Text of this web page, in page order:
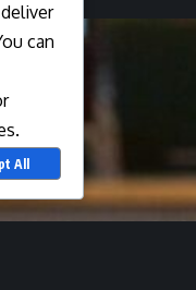
can
All